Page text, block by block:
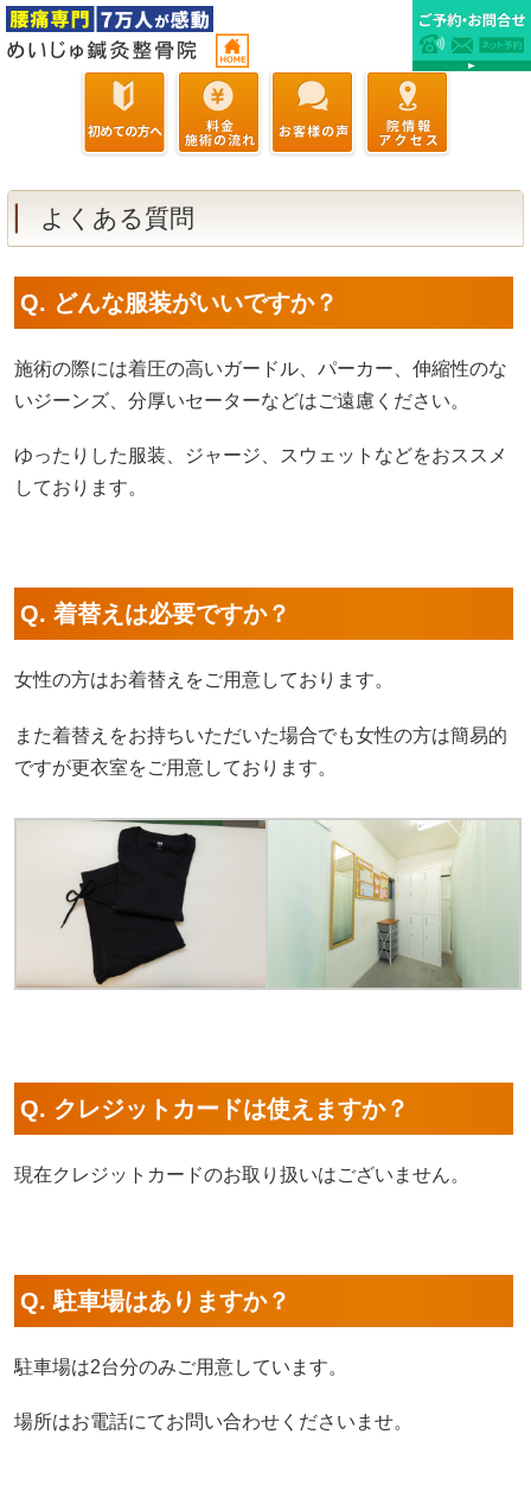
よくある質問
Q. どんな服装がいいですか？
施術の際には着圧の高いガードル、パーカー、伸縮性のな
いジーンズ、分厚いセーターなどはご遠慮ください。
ゆったりした服装、ジャージ、スウェットなどをおススメ
しております。
Q. 着替えは必要ですか？
女性の方はお着替えをご用意しております。
また着替えをお持ちいただいた場合でも女性の方は簡易的
ですが更衣室をご用意しております。
Q. クレジットカードは使えますか？
現在クレジットカードのお取り扱いはございません。
Q. 駐車場はありますか？
駐車場は2台分のみご用意しています。
場所はお電話にてお問い合わせくださいませ。